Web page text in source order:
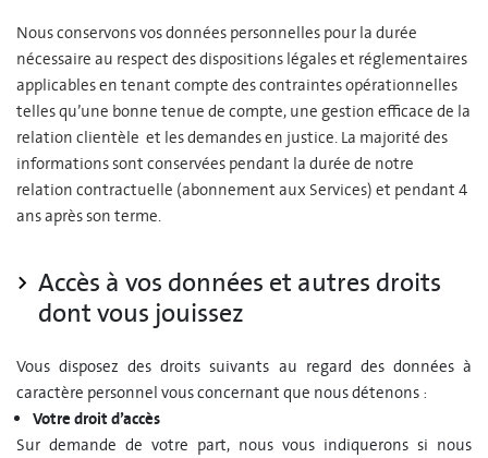
Nous conservons vos données personnelles pour la durée
nécessaire au respect des dispositions légales et réglementaires
applicables en tenant compte des contraintes opérationnelles
telles qu’une bonne tenue de compte, une gestion efficace de la
relation clientèle et les demandes en justice. La majorité des
informations sont conservées pendant la durée de notre
relation contractuelle (abonnement aux Services) et pendant 4
ans après son terme.
Accès à vos données et autres droits
dont vous jouissez
Vous disposez des droits suivants au regard des données à
caractère personnel vous concernant que nous détenons :
Votre droit d’accès
Sur demande de votre part, nous vous indiquerons si nous